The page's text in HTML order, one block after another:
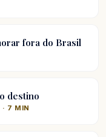
fora do Brasil
destino
7 MIN